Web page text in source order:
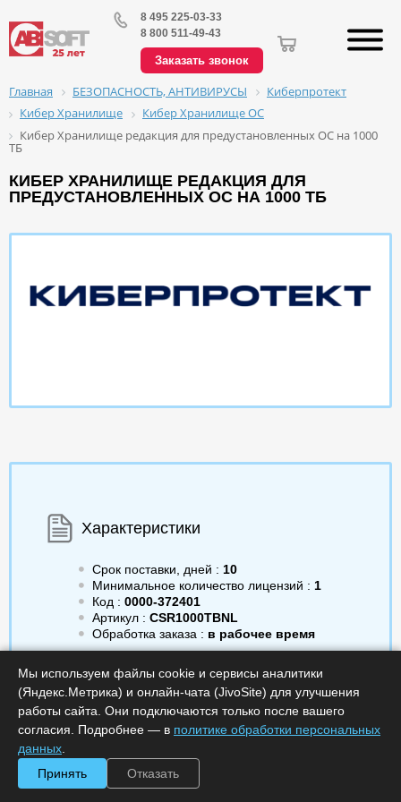
8 495 225-03-33
8 800 511-49-43
Заказать звонок
Главная БЕЗОПАСНОСТЬ, АНТИВИРУСЫ
Киберпротект
Кибер Хранилище
Кибер Хранилище ОС
Кибер Хранилище редакция для предустановленных ОС на 1000
ТБ
КИБЕР ХРАНИЛИЩЕ РЕДАКЦИЯ ДЛЯ
ПРЕДУСТАНОВЛЕННЫХ ОС НА 1000 ТБ
Характеристики
Срок поставки, дней : 10
Минимальное количество лицензий : 1
Код : 0000-372401
Артикул : CSR1000TBNL
Обработка заказа : в рабочее время
7 703 999.00 a Получить КП
Минимальное количество
лицензий: 1
Мы используем файлы cookie и сервисы аналитики
(Яндекс.Метрика) и онлайн-чата (JivoSite) для улучшения
работы сайта. Они подключаются только после вашего
согласия. Подробнее — в политике обработки персональных
данных
Принять
Отказать